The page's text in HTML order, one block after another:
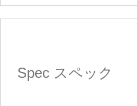
Spec スペック